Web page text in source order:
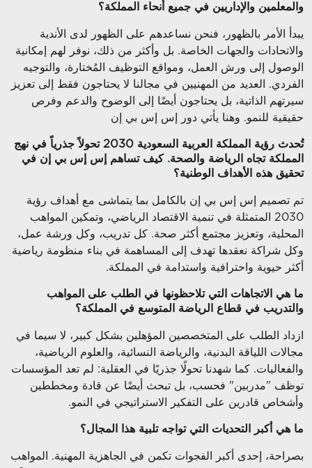
والمعلمين والإداريين في جميع أنحاء المملكة؟
يبدأ الأمر بالظهور، فنحن نساعدهم على الظهور لدى الأندية
والاتحادات والجهات الخاصة. بل وأكثر من ذلك، نوفر لهم إمكانية
الوصول إلى ورش العمل، ومواقع التوظيف المُختارة، والتوجيه
الفردي. العديد من المهنيين في مجالنا لا يحتاجون فقط إلى تعزيز
سيرتهم الذاتية، بل يحتاجون أيضًا إلى الوضوح والدعم وفرص
حقيقية للنمو. وهنا يأتي دور إس إس بي إن
تُحدث رؤية المملكة العربية السعودية 2030 تحولاً جذرياً في نهج
المملكة تجاه الرياضة والصحة. كيف تساهم إس إس بي إن في
تحقيق هذه الأهداف الوطنية؟
تم تصميم إس إس بي إن بالكامل بما يتماشى مع أهداف رؤية
2030 المتمثلة في تنمية الاقتصاد الرياضي، وتمكين المواهب
المحلية، وتعزيز مجتمع أكثر صحة. كل تدريب، وكل ورشة عمل،
وكل شراكة نعقدها تهدف إلى المساهمة في بناء منظومة رياضية
أكثر حيوية واحترافية واستدامة في المملكة.
ما هي الاتجاهات التي تلاحظونها في الطلب على المواهب
والتدريب في قطاع الرياضة المتوسع في المملكة؟
ازداد الطلب على المتخصصين المؤهلين بشكل كبير، لا سيما في
مجالات اللياقة البدنية، والرياضة النسائية، والعلوم الرياضية،
والفعاليات. كما شهدنا تحولًا جذريًا في العقلية: لم تعد المؤسسات
توظف "مدربين" فحسب، بل تبحث أيضًا عن قادة ومخططين
وأشخاص قادرين على التفكير الاستراتيجي في النمو.
ما هي أكبر التحديات التي تواجه تلبية هذا المجال؟
بصراحة، إحدى أكبر الفجوات تكمن في الجاهزية المهنية. المواهب